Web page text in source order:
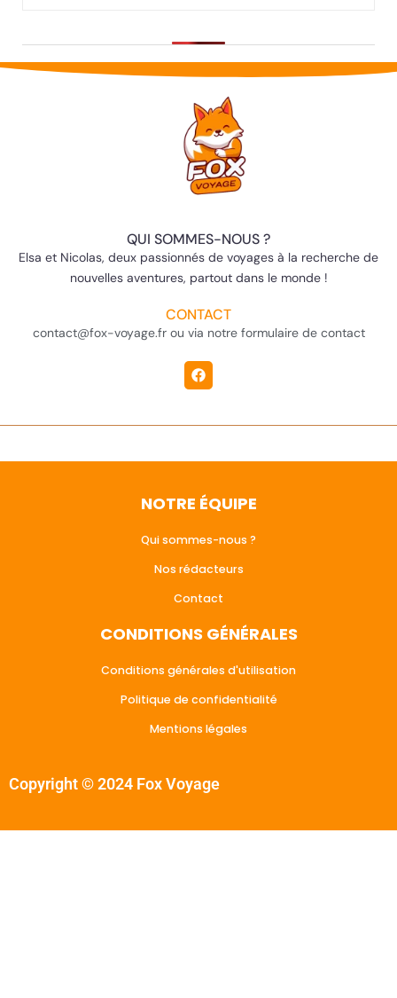
QUI SOMMES-NOUS ?
Elsa et Nicolas, deux passionnés de voyages à la recherche de
nouvelles aventures, partout dans le monde !
CONTACT
contact@fox-voyage.fr ou via notre formulaire de contact
NOTRE ÉQUIPE
Qui sommes-nous ?
Nos rédacteurs
Contact
CONDITIONS GÉNÉRALES
Conditions générales d'utilisation
Politique de confidentialité
Mentions légales
Copyright © 2024 Fox Voyage